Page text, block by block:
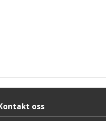
Kontakt oss